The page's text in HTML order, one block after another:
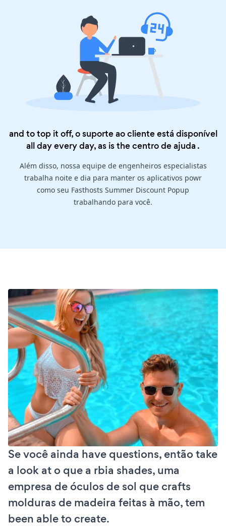
and to top it off, o suporte ao cliente está disponível
all day every day, as is thecentro de ajuda .
Além disso, nossa equipe de engenheiros especialistas
trabalha noite e dia para manter os aplicativos powr
como seu Fasthosts Summer Discount Popup
trabalhando para você.
Se você ainda have questions, então take
a look at o que a rbia shades, uma
empresa de óculos de sol que crafts
molduras de madeira feitas à mão, tem
been able to create.